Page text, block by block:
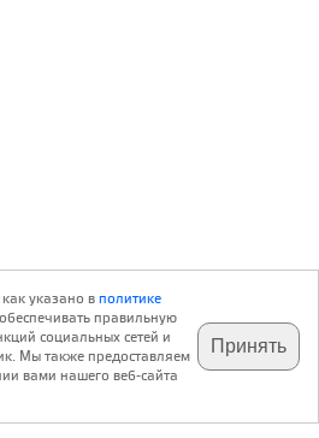
подпишитесь на наш
телеграм @archi_ru
✕
июля 1999 г.
указано вполитике
правильную
социальных сетей и
Мы также предоставляем
вами нашего веб-сайта
Принять